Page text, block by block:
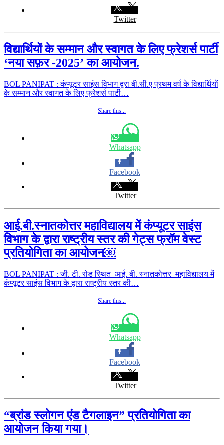
Twitter
विद्यार्थियों के सम्मान और स्वागत के लिए फ्रेशर्स पार्टी
‘नया सफ़र -2025’ का आयोजन.
BOL PANIPAT : कंप्यूटर साइंस विभाग द्वरा बी.सी.ए प्रथम वर्ष के विद्यार्थियों
के सम्मान और स्वागत के लिए फ्रेशर्स पार्टी…
Share this...
Whatsapp
Facebook
Twitter
आई.बी.स्नातकोत्तर महाविद्यालय में कंप्यूटर साइंस
विभाग के द्वारा राष्ट्रीय स्तर की गेट्स फ्रॉम वेस्ट
प्रतियोगिता का आयोजन￼
BOL PANIPAT : जी. टी. रोड स्थित आई. बी. स्नातकोत्तर महाविद्यालय में
कंप्यूटर साइंस विभाग के द्वारा राष्ट्रीय स्तर की…
Share this...
Whatsapp
Facebook
Twitter
“ब्रांड स्लोगन एंड टैगलाइन” प्रतियोगिता का
आयोजन किया गया।